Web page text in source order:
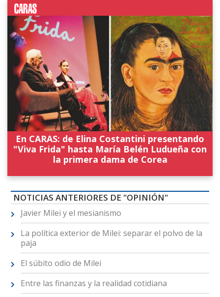
En CARAS: de Elina Costantini presentando
"Viva Frida" hasta María Belén Ludueña con
la primera dama de Corea
NOTICIAS ANTERIORES DE "OPINIÓN"
Javier Milei y el mesianismo
La política exterior de Milei: separar el polvo de la
paja
El súbito odio de Milei
Entre las finanzas y la realidad cotidiana